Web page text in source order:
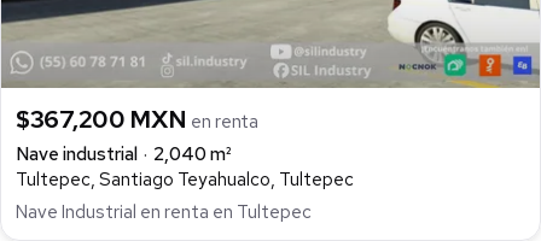
$367,200 MXN en renta
Nave industrial
2,040 m²
Tultepec, Santiago Teyahualco, Tultepec
Nave Industrial en renta en Tultepec